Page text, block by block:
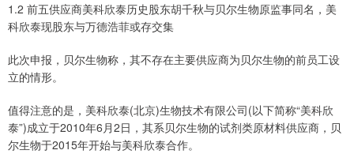
1.2 前五供应商美科欣泰历史股东胡千秋与贝尔生物原监事同名，美
科欣泰现股东与万德浩菲或存交集
此次申报，贝尔生物称，其不存在主要供应商为贝尔生物的前员工设
立的情形。
值得注意的是，美科欣泰(北京)生物技术有限公司(以下简称“美科欣
泰”)成立于2010年6月2日，其系贝尔生物的试剂类原材料供应商，贝
尔生物于2015年开始与美科欣泰合作。